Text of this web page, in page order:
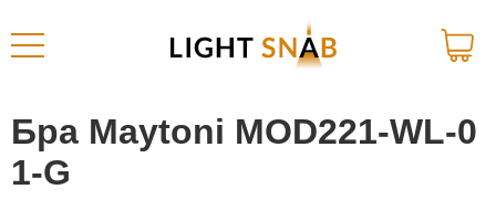
Бра Maytoni MOD221-WL-0
1-G